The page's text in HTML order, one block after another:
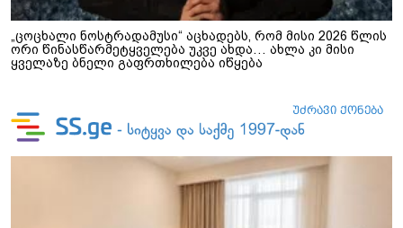
„ცოცხალი ნოსტრადამუსი“ აცხადებს, რომ მისი 2026 წლის
ორი წინასწარმეტყველება უკვე ახდა… ახლა კი მისი
ყველაზე ბნელი გაფრთხილება იწყება